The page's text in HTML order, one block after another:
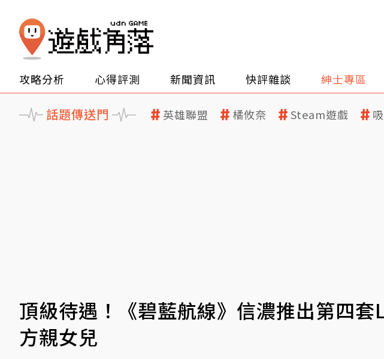
攻略分析 心得評測 新聞資訊 快評雜談 紳士專區
話題傳送門 英雄聯盟 橘攸奈 Steam遊戲
頂級待遇！《碧藍航線》信濃推出第四
方親女兒